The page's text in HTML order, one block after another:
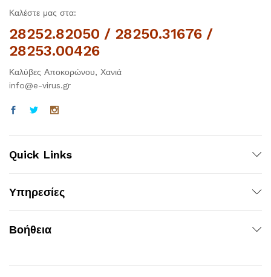
Καλέστε μας στα:
28252.82050 / 28250.31676 /
28253.00426
Καλύβες Αποκορώνου, Χανιά
info@e-virus.gr
Quick Links
Υπηρεσίες
Βοήθεια